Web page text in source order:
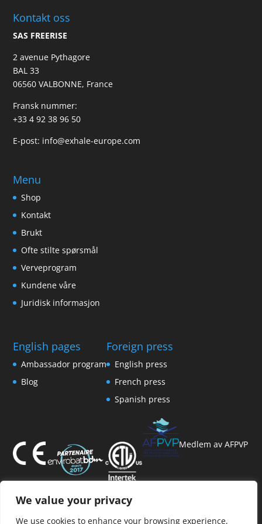
We value your privacy
We use cookies to enhance your browsing experience,
Kontakt oss
SAS FREERISE
2 avenue Pythagore
BAL 33
06560 VALBONNE, France
Fransk nummer:
+33 4 92 38 96 50
E-post: info@exhale-europe.com
Menu
Shop
Kontakt
Brukt
Ofte stilte spørsmål
Verveprogram
Kundene våre
Juridisk informasjon
English pages
Ambassador program
Blog
Foreign press
English press
French press
Spanish press
Medlem av AFPVP